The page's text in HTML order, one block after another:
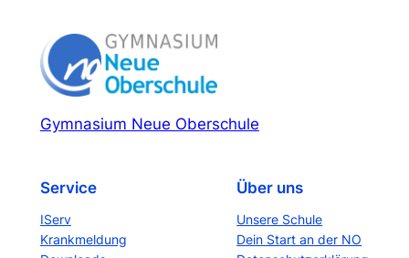
Gymnasium Neue Oberschule
Service
IServ
Krankmeldung
Über uns
Unsere Schule
Dein Start an der NO